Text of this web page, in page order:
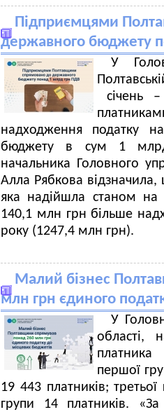
Підприємцями
державного бюджету
У
січень
надходження податку
бюджету в сум 1
начальника Головного
Алла Рябкова відзначила,
яка надійшла станом на
140,1 млн грн більше
року (1247,4 млн грн).
Малий бізнес
млн грн єдиного
У
першої
19 443 платників;
групи 14 платників.